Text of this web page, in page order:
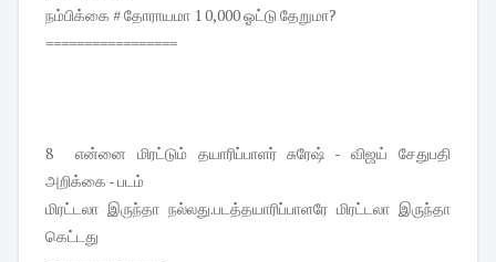
நம்பிக்கை # தோராயமா 1 0,000 ஓட்டு தேறுமா?
=================
8 என்னை மிரட்டும் தயாரிப்பாளர் சுரேஷ் - விஜய் சேதுபதி
அறிக்கை - படம்
மிரட்டலா இருந்தா நல்லது.படத்தயாரிப்பாளரே மிரட்டலா இருந்தா
கெட்டது